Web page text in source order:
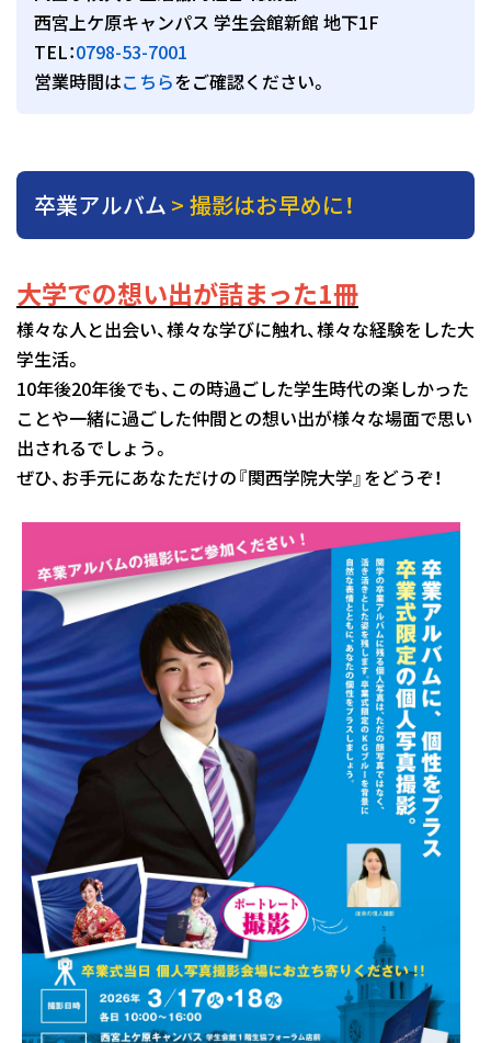
西宮上ケ原キャンパス 学生会館新館 地下1F
TEL：0798-53-7001
営業時間はこちらをご確認ください。
卒業アルバム > 撮影はお早めに！
大学での想い出が詰まった1冊
様々な人と出会い、様々な学びに触れ、様々な経験をした大
学生活。
10年後20年後でも、この時過ごした学生時代の楽しかった
ことや一緒に過ごした仲間との想い出が様々な場面で思い
出されるでしょう。
ぜひ、お手元にあなただけの『関西学院大学』をどうぞ！